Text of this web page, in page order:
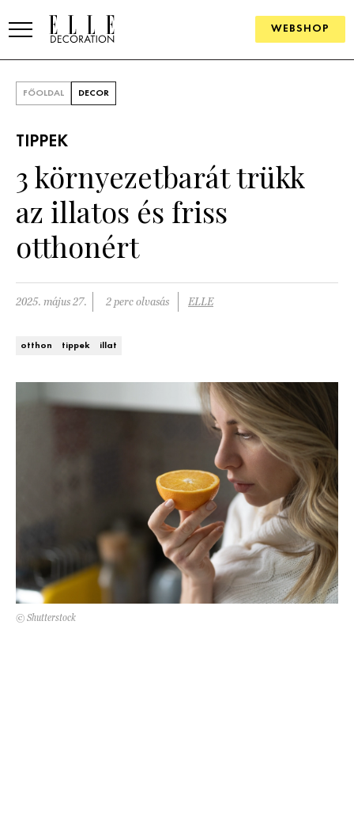
WEBSHOP
SZOBÁK
Konyha
Fürdőszoba
Nappali
ÖTLETEK
Szállodák és vendégházak WEBSHOP
FŐOLDAL DECOR
TIPPEK
3 környezetbarát trükk
az illatos és friss
otthonért
2025. május 27. 2 perc olvasás ELLE
otthon tippek illat
© Shutterstock